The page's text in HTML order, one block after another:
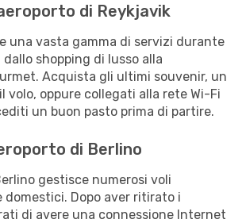
di Reykjavik
una vasta gamma di servizi durante
dallo shopping di lusso alla
Acquista gli ultimi souvenir, un
volo, oppure collegati alla rete Wi-Fi
un buon pasto prima di partire.
di Berlino
gestisce numerosi voli
domestici. Dopo aver ritirato i
di avere una connessione Internet